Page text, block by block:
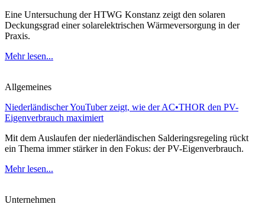
Eine Untersuchung der HTWG Konstanz zeigt den solaren
Deckungsgrad einer solarelektrischen Wärmeversorgung in der
Praxis.
Mehr lesen...
Allgemeines
Niederländischer YouTuber zeigt, wie der AC•THOR den PV-
Eigenverbrauch maximiert
Mit dem Auslaufen der niederländischen Salderingsregeling rückt
ein Thema immer stärker in den Fokus: der PV-Eigenverbrauch.
Mehr lesen...
Unternehmen